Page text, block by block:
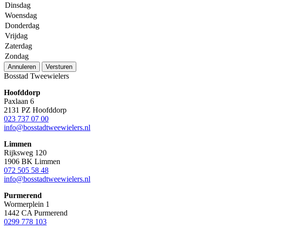
Dinsdag
Woensdag
Donderdag
Vrijdag
Zaterdag
Zondag
Annuleren Versturen
Bosstad Tweewielers
Hoofddorp
Paxlaan 6
2131 PZ Hoofddorp
023 737 07 00
info@bosstadtweewielers.nl
Limmen
Rijksweg 120
1906 BK Limmen
072 505 58 48
info@bosstadtweewielers.nl
Purmerend
Wormerplein 1
1442 CA Purmerend
0299 778 103